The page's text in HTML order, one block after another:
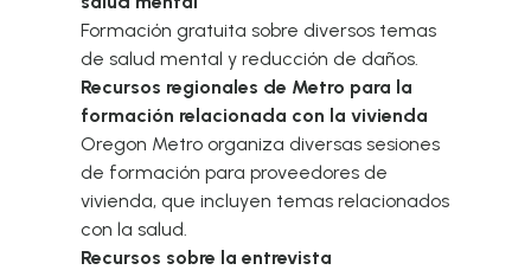
Formación gratuita sobre diversos temas
de salud mental y reducción de daños.
Recursos regionales de Metro para la
formación relacionada con la vivienda
Oregon Metro organiza diversas sesiones
de formación para proveedores de
vivienda, que incluyen temas relacionados
con la salud.
Recursos sobre la entrevista